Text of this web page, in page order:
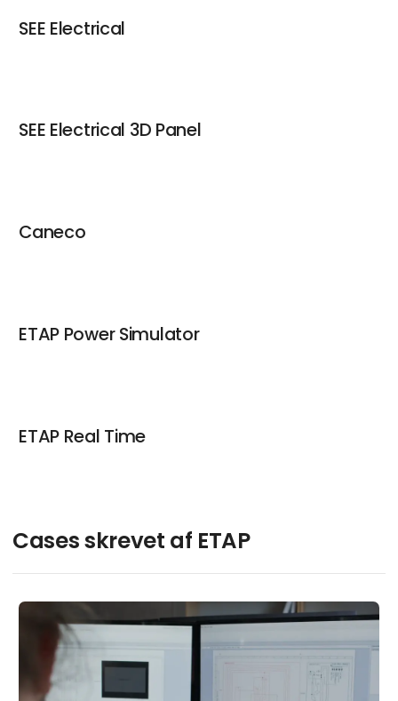
SEE Electrical
SEE Electrical 3D Panel
Caneco
ETAP Power Simulator
ETAP Real Time
Cases skrevet af ETAP